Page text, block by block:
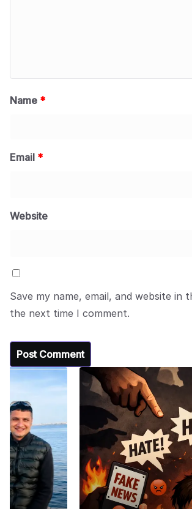
Name *
Email *
Website
Save my name, email, and website in
the next time I comment.